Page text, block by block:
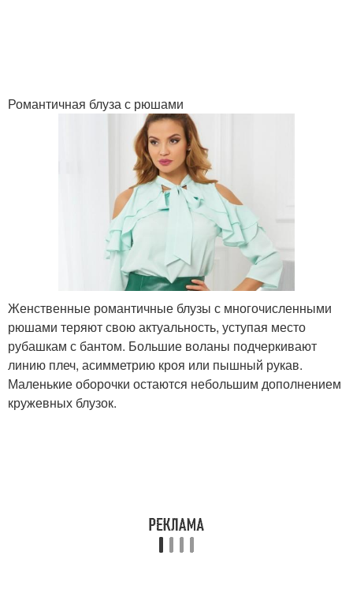
Романтичная блуза с рюшами
Женственные романтичные блузы с многочисленными
рюшами теряют свою актуальность, уступая место
рубашкам с бантом. Большие воланы подчеркивают
линию плеч, асимметрию кроя или пышный рукав.
Маленькие оборочки остаются небольшим дополнением
кружевных блузок.